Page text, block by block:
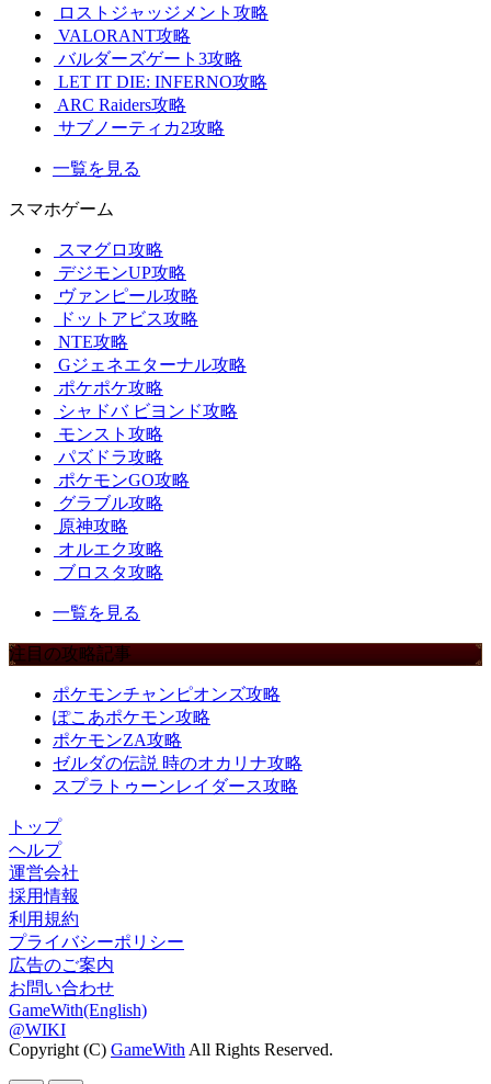
ロストジャッジメント攻略
VALORANT攻略
バルダーズゲート3攻略
LET IT DIE: INFERNO攻略
ARC Raiders攻略
サブノーティカ2攻略
一覧を見る
スマホゲーム
スマグロ攻略
デジモンUP攻略
ヴァンピール攻略
ドットアビス攻略
NTE攻略
Gジェネエターナル攻略
ポケポケ攻略
シャドバ ビヨンド攻略
モンスト攻略
パズドラ攻略
ポケモンGO攻略
グラブル攻略
原神攻略
オルエク攻略
ブロスタ攻略
一覧を見る
注目の攻略記事
ポケモンチャンピオンズ攻略
ぽこあポケモン攻略
ポケモンZA攻略
ゼルダの伝説 時のオカリナ攻略
スプラトゥーンレイダース攻略
トップ
ヘルプ
運営会社
採用情報
利用規約
プライバシーポリシー
広告のご案内
お問い合わせ
GameWith(English)
@WIKI
Copyright (C) GameWith All Rights Reserved.